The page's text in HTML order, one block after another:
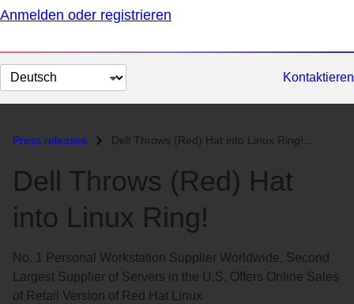
Anmelden oder registrieren
Sprache
auswählen
Kontaktieren
Press releases Dell Throws (Red) Hat into Linux Ring!...
Dell Throws (Red) Hat
into Linux Ring!
No. 1 Personal Workstation Supplier Worldwide, Second
Largest Supplier of Servers in the U.S. Offers Online Sales
of Retail Version of Red Hat Linux